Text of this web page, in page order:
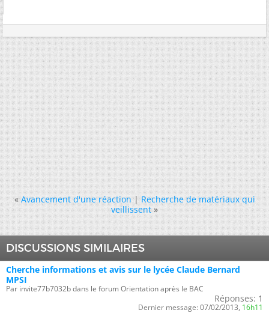
« Avancement d'une réaction|Recherche de matériaux qui
veillissent »
DISCUSSIONS SIMILAIRES
Cherche informations et avis sur le lycée Claude Bernard
MPSI
Par invite77b7032b dans le forum Orientation après le BAC
Réponses: 1
Dernier message: 07/02/2013, 16h11